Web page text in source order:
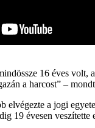
16 éves volt,
a harcost” –
elvégezte a jogi
19 évesen veszítette